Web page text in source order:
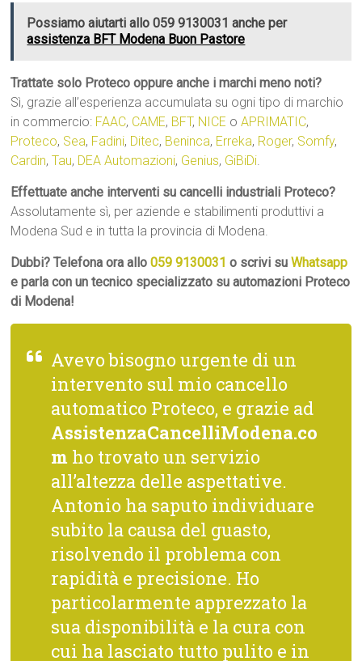
Possiamo aiutarti allo 059 9130031 anche per
assistenza BFT Modena Buon Pastore
Trattate solo Proteco oppure anche i marchi meno noti?
Sì, grazie all’esperienza accumulata su ogni tipo di marchio
in commercio: FAAC, CAME, BFT, NICE oAPRIMATIC,
Proteco, Sea, Fadini, Ditec, Beninca, Erreka, Roger, Somfy,
Cardin,Tau, DEA Automazioni, Genius, GiBiDi.
Effettuate anche interventi su cancelli industriali Proteco?
Assolutamente sì, per aziende e stabilimenti produttivi a
Modena Sud e in tutta la provincia di Modena.
Dubbi? Telefona ora allo059 9130031 o scrivi suWhatsapp
e parla con un tecnico specializzato su automazioni Proteco
di Modena!
Avevo bisogno urgente di un
intervento sul mio cancello
automatico Proteco, e grazie ad
AssistenzaCancelliModena.co
m ho trovato un servizio
all’altezza delle aspettative.
Antonio ha saputo individuare
subito la causa del guasto,
risolvendo il problema con
rapidità e precisione. Ho
particolarmente apprezzato la
sua disponibilità e la cura con
cui ha lasciato tutto pulito e in